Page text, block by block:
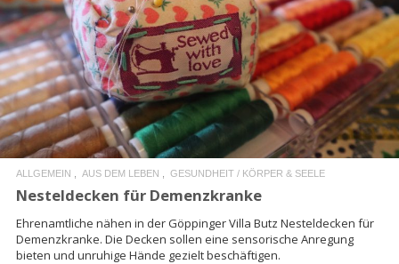
READ MORE
ALLGEMEIN AUS DEM LEBEN GESUNDHEIT / KÖRPER & SEELE
Nesteldecken für Demenzkranke
Ehrenamtliche nähen in der Göppinger Villa Butz Nesteldecken für
Demenzkranke. Die Decken sollen eine sensorische Anregung
bieten und unruhige Hände gezielt beschäftigen.